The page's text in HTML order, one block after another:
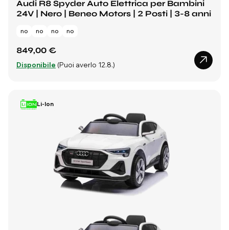
Audi R8 Spyder Auto Elettrica per Bambini
24V | Nero | Beneo Motors | 2 Posti | 3-8 anni
no no no no
849,00 €
Disponibile (Puoi averlo 12.8.)
Li-Ion